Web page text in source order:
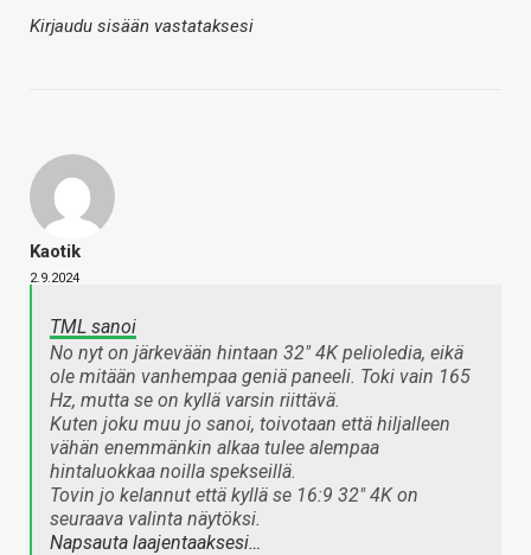
Kirjaudu sisään vastataksesi
Kaotik
2.9.2024
TML sanoi
No nyt on järkevään hintaan 32" 4K pelioledia, eikä
ole mitään vanhempaa geniä paneeli. Toki vain 165
Hz, mutta se on kyllä varsin riittävä.
Kuten joku muu jo sanoi, toivotaan että hiljalleen
vähän enemmänkin alkaa tulee alempaa
hintaluokkaa noilla spekseillä.
Tovin jo kelannut että kyllä se 16:9 32" 4K on
seuraava valinta näytöksi.
Napsauta laajentaaksesi…